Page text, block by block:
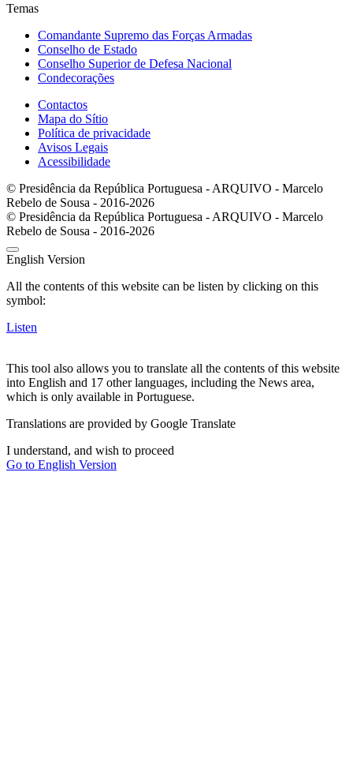
Temas
Comandante Supremo das Forças Armadas
Conselho de Estado
Conselho Superior de Defesa Nacional
Condecorações
Contactos
Mapa do Sítio
Política de privacidade
Avisos Legais
Acessibilidade
© Presidência da República Portuguesa - ARQUIVO - Marcelo
Rebelo de Sousa - 2016-2026
© Presidência da República Portuguesa - ARQUIVO - Marcelo
Rebelo de Sousa - 2016-2026
English Version
All the contents of this website can be listen by clicking on this
symbol:
Listen
This tool also allows you to translate all the contents of this website
into English and 17 other languages, including the News area,
which is only available in Portuguese.
Translations are provided by Google Translate
I understand, and wish to proceed
Go to English Version